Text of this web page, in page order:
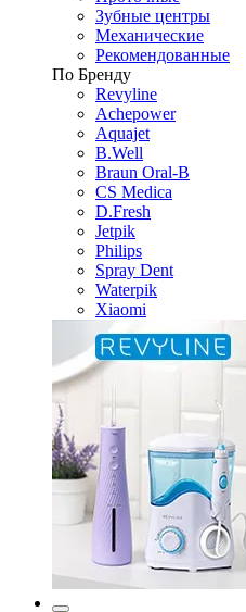
Зубные центры
Механические
Рекомендованные
По Бренду
Revyline
Achepower
Aquajet
B.Well
Braun Oral-B
CS Medica
D.Fresh
Jetpik
Philips
Spray Dent
Waterpik
Xiaomi